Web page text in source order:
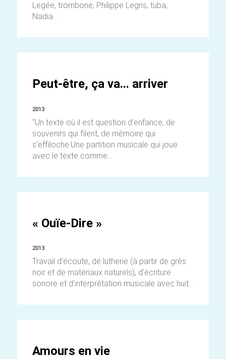
Legée, trombone, Philippe Legris, tuba,
Nadia...
Peut-être, ça va... arriver
2013
"Un texte où il est question d’enfance, de
souvenirs qui filent, de mémoire qui
s’effiloche.Une partition musicale qui joue
avec le texte comme...
« Ouïe-Dire »
2013
Travail d’écoute, de lutherie (à partir de grès
noir et de matériaux naturels), d’écriture
sonore et d’interprétation musicale avec huit...
Amours en vie